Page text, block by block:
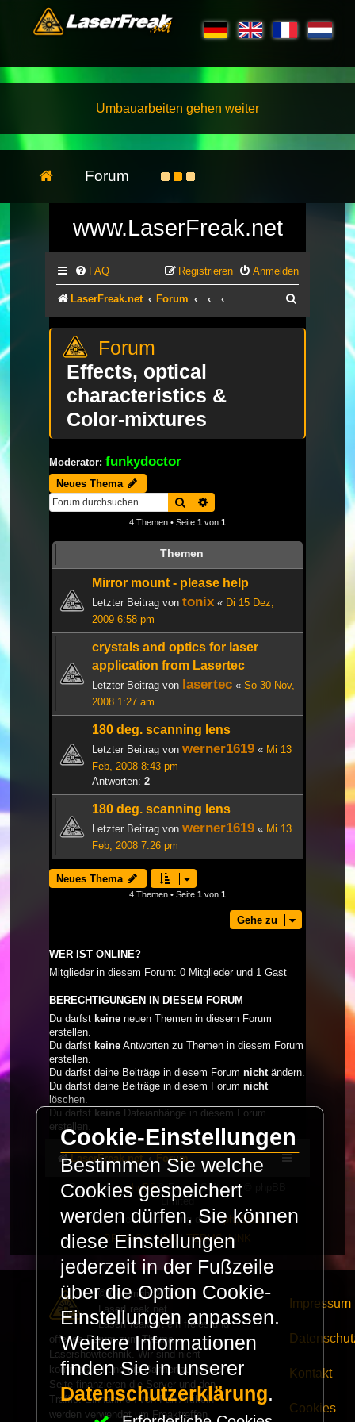
Umbauarbeiten gehen weiter
Forum
www.LaserFreak.net
FAQ Anmelden
Registrieren
LaserFreak.net Forum
Effects, optical
characteristics &
Color-mixtures
Moderator: funkydoctor
Neues Thema
Suche
4 Themen • Seite 1 von 1
Themen
Mirror mount - please help
Letzter Beitrag von tonix « Di 15 Dez,
2009 6:58 pm
crystals and optics for laser
application from Lasertec
Letzter Beitrag von lasertec « So 30 Nov,
2008 1:27 am
180 deg. scanning lens
Letzter Beitrag von werner1619 « Mi 13
Feb, 2008 8:43 pm
Antworten: 2
180 deg. scanning lens
Letzter Beitrag von werner1619 « Mi 13
Feb, 2008 7:26 pm
Neues Thema
4 Themen • Seite 1 von 1
Gehe zu
WER IST ONLINE?
Mitglieder in diesem Forum: 0 Mitglieder und 1 Gast
BERECHTIGUNGEN IN DIESEM FORUM
Du darfst keine neuen Themen in diesem Forum
erstellen.
Du darfst keine Antworten zu Themen in diesem Forum
erstellen.
Du darfst deine Beiträge in diesem Forum nichtändern.
Du darfst deine Beiträge in diesem Forum nicht
löschen.
Du darfst keine Dateianhänge in diesem Forum
erstellen.
LaserFreak.net Forum
Powered byphpBB® Forum Software © phpBB
Limited
Deutsche Übersetzung durchphpBB.de
PRIVACY_LINK | TERMS_LINK
© Copyright 2025 -
LaserFreak.net
LaserFreak ist ein freies und
offenes Forum zum Thema
Lasershowtechnik. Wir sind nicht
kommerziell und die Banner auf dieser
Seite finanzieren die Server und den
Traffic. Einnahmen von Fan Artikeln
werden verwendet um Freaktreffen
Impressum
Kontakt
Cookies
Cookie-Einstellungen
Bestimmen Sie welche
Cookies gespeichert
werden dürfen. Sie können
diese Einstellungen
jederzeit in der Fußzeile
über die Option Cookie-
Einstellungen anpassen.
Weitere Informationen
finden Sie in unserer
Datenschutzerklärung.